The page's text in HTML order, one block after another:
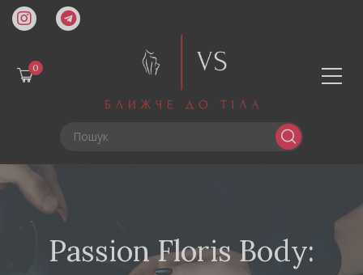
0
Passion Floris Body: